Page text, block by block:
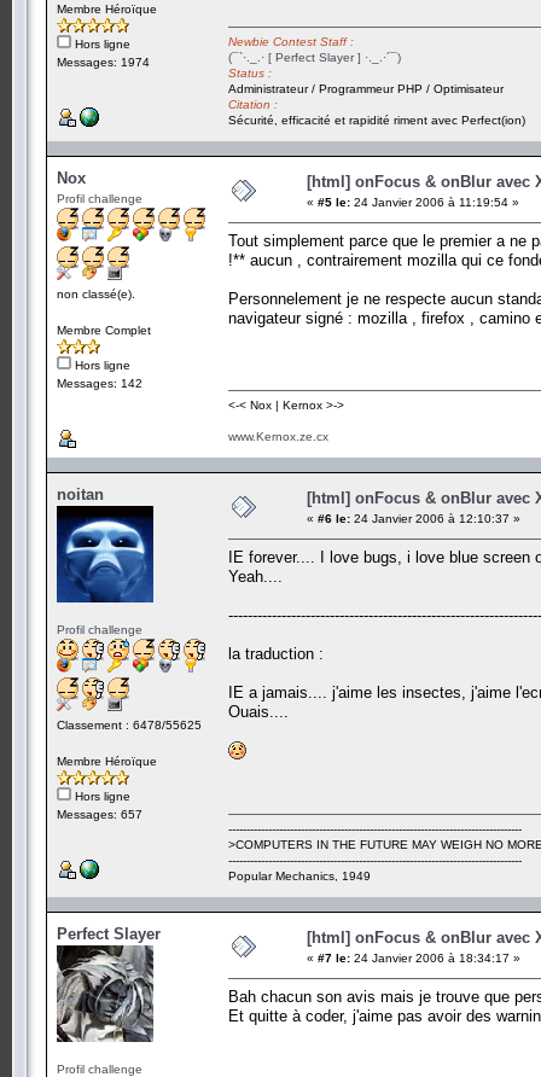
Membre Héroïque
Hors ligne
Messages: 1974
Newbie Contest Staff :
(¯`·._.· [ Perfect Slayer ] ·._.·´¯)
Status :
Administrateur / Programmeur PHP / Optimisateur
Citation :
Sécurité, efficacité et rapidité riment avec Perfect(ion)
Nox
Profil challenge
non classé(e).
Membre Complet
Hors ligne
Messages: 142
[html] onFocus & onBlur avec
« #5 le: 24 Janvier 2006 à 11:19:54 »
Tout simplement parce que le premier a ne
!** aucun , contrairement mozilla qui ce
Personnelement je ne respecte aucun
navigateur signé : mozilla , firefox , camino
<-< Nox | Kernox >->
www.Kernox.ze.cx
noitan
Profil challenge
Classement : 6478/55625
Membre Héroïque
Hors ligne
Messages: 657
[html] onFocus & onBlur avec
« #6 le: 24 Janvier 2006 à 12:10:37 »
IE forever.... I love bugs, i love blue
Yeah....
la traduction :
IE a jamais.... j'aime les insectes, j'aime
Ouais....
---------------------------------------------------------------------------------
>COMPUTERS IN THE FUTURE MAY WEIGH NO
---------------------------------------------------------------------------------
Popular Mechanics, 1949
Perfect Slayer
Profil challenge
[html] onFocus & onBlur avec
« #7 le: 24 Janvier 2006 à 18:34:17 »
Bah chacun son avis mais je trouve que
Et quitte à coder, j'aime pas avoir des